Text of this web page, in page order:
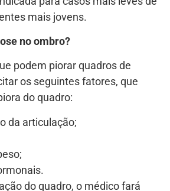
mais jovens.
no ombro?
podem piorar quadros de
os seguintes fatores, que
do quadro:
da articulação;
do quadro, o médico fará